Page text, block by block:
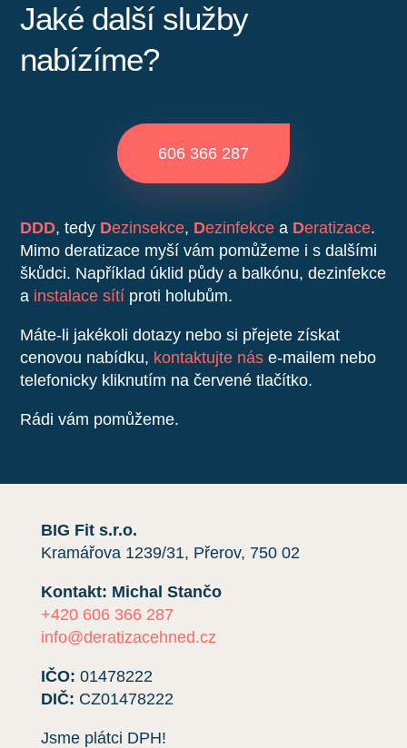
Jaké další služby
nabízíme?
606 366 287
DDD, tedy Dezinsekce, Dezinfekce a Deratizace.
Mimo deratizace myší vám pomůžeme i s dalšími
škůdci. Například úklid půdy a balkónu, dezinfekce
a instalace sítí proti holubům.
Máte-li jakékoli dotazy nebo si přejete získat
cenovou nabídku, kontaktujte nás e-mailem nebo
telefonicky kliknutím na červené tlačítko.
Rádi vám pomůžeme.
BIG Fit s.r.o.
Kramářova 1239/31, Přerov, 750 02
Kontakt: Michal Stančo
+420 606 366 287
info@deratizacehned.cz
IČO: 01478222
DIČ: CZ01478222
Jsme plátci DPH!